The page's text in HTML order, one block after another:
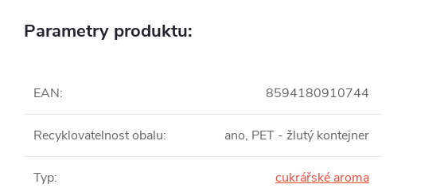
Parametry produktu:
EAN: 8594180910744
Recyklovatelnost obalu: ano, PET - žlutý kontejner
Typ: cukrářské aroma